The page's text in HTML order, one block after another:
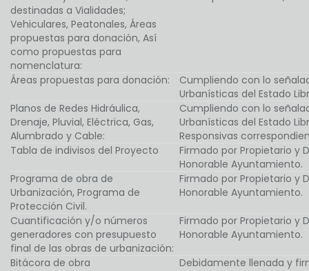
destinadas a Vialidades;
Vehiculares, Peatonales, Áreas
propuestas para donación, Así
como propuestas para
nomenclatura:
Áreas propuestas para donación:
Cumpliendo con lo
Urbanísticas del Estado
Planos de Redes Hidráulica,
Drenaje, Pluvial, Eléctrica, Gas,
Alumbrado y Cable:
Cumpliendo con lo
Urbanísticas del Estado
Responsivas
Tabla de indivisos del Proyecto
Firmado por Propietario y
Honorable Ayuntamiento.
Programa de obra de
Urbanización, Programa de
Protección Civil.
Firmado por Propietario y
Honorable Ayuntamiento.
Cuantificación y/o números
generadores con presupuesto
final de las obras de urbanización:
Firmado por Propietario y
Honorable Ayuntamiento.
Bitácora de obra Debidamente llenada y